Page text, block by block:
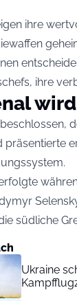
ihre
ihre
präsentierte
südliche
Ukraine